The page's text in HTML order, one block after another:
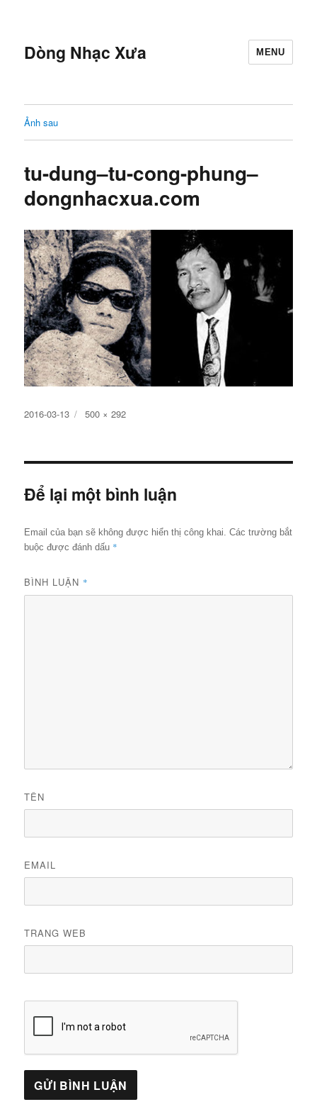
Dòng Nhạc Xưa MENU
Ảnh sau
tu-dung–tu-cong-phung–
dongnhacxua.com
Đăng
2016-03-13
Kích
đủ
500 × 292
Để lại một bình luận
Email của bạn sẽ không được hiển thị công khai. Các trường bắt
buộc được đánh dấu *
BÌNH LUẬN *
TÊN
EMAIL
TRANG WEB